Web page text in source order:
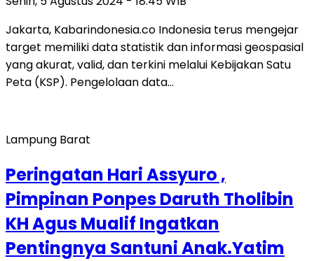
Jakarta, Kabarindonesia.co Indonesia terus mengejar
target memiliki data statistik dan informasi geospasial
yang akurat, valid, dan terkini melalui Kebijakan Satu
Peta (KSP). Pengelolaan data…
Lampung Barat
Peringatan Hari Assyuro ,
Pimpinan Ponpes Daruth Tholibin
KH Agus Mualif Ingatkan
Pentingnya Santuni Anak.Yatim